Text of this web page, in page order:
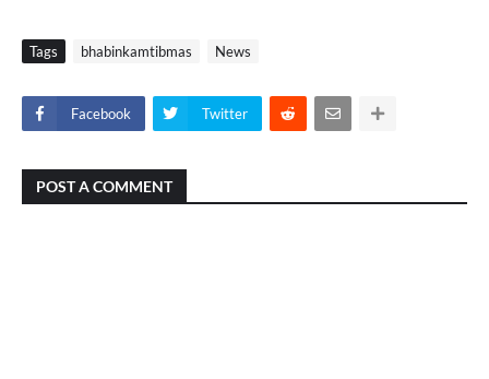
Tags bhabinkamtibmas News
Facebook Twitter
POST A COMMENT